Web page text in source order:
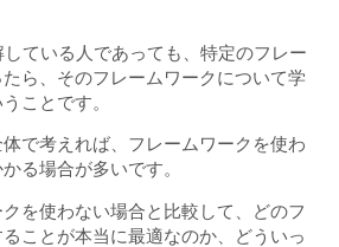
ている人であっても、特定のフレー
ら、そのフレームワークについて学
ことです。
で考えれば、フレームワークを使わ
る場合が多いです。
を使わない場合と比較して、どのフ
ことが本当に最適なのか、どういっ